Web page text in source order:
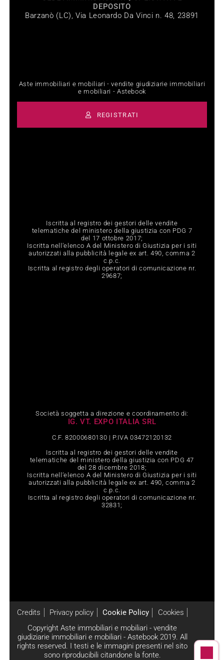
DEPOSITO
Barzanò (LC), Via Leonardo Da Vinci n. 48, 23891
Aste immobiliari e mobiliari - vendite giudiziarie immobiliari
e mobiliari - Astebook
REGISTRATI
Iscritta al registro dei gestori delle vendite
telematiche del ministero della giustizia con PDG 7
del 17 ottobre 2017;
Iscritta nell‘elenco A del Ministero di Giustizia per i siti
autorizzati alla pubblicità legale ex art. 490, comma 2
c.p.c.
Iscritta al registro degli operatori di comunicazione nr.
29687;
Società soggetta a direzione e coordinamento di:
IG. VT. EXPO ITALIA SRL
C.F. 82000680130 | P.IVA 03472120132
Iscritta al registro dei gestori delle vendite
telematiche del ministero della giustizia con PDG 47
del 28 dicembre 2018;
Iscritta nell‘elenco A del Ministero di Giustizia per i siti
autorizzati alla pubblicità legale ex art. 490, comma 2
c.p.c.
Iscritta al registro degli operatori di comunicazione nr.
32831;
Credits Privacy policy Cookie Policy
Cookies
Copyright Aste immobiliari e mobiliari - vendite
giudiziarie immobiliari e mobiliari - Astebook 2019. All
rights reserved. I testi e le immagini presenti nel sito
sono riproducibili citandone la fonte.